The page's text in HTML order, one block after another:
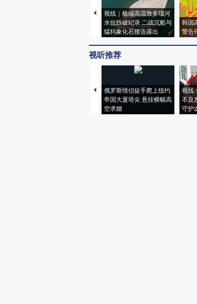
视线｜极端高温致多瑙河
水位跌破纪录 二战沉船与
猛犸象化石接连露出
韩国
警告
视听推荐
俄罗斯情侣徒手爬上纽约
帝国大厦塔尖 悬挂横幅高
空求婚
视线
不良
守护